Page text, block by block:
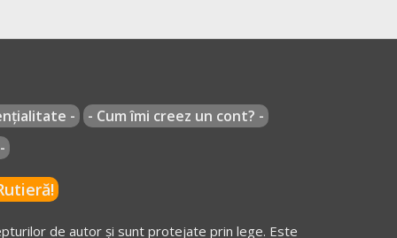
-
- Cum îmi creez un cont? -
de autor și sunt protejate prin lege. Este